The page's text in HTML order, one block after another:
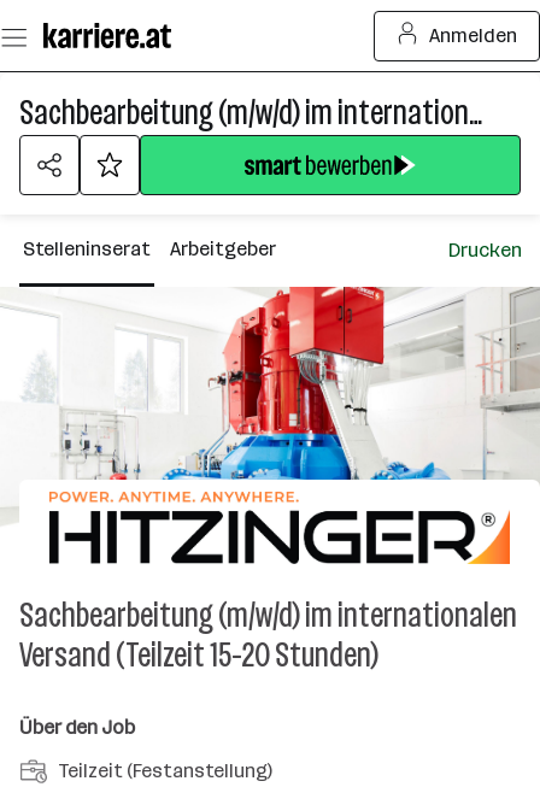
Seiteninhalt
springen
Anmelden
Sachbearbeitung (m/w/d) im internationalen Versand (Teilzeit 15-20 Stunden)
Stelleninserat Arbeitgeber Drucken
Sachbearbeitung (m/w/d) im internationalen
Versand (Teilzeit 15-20 Stunden)
Über den Job
A
Teilzeit (Festanstellung)